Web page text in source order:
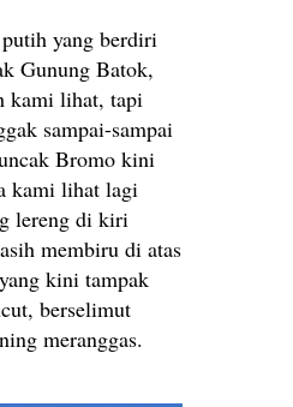
yang berdiri
Gunung Batok,
kami lihat, tapi
sampai-sampai
Bromo kini
kami lihat lagi
lereng di kiri
membiru di atas
kini tampak
berselimut
meranggas.